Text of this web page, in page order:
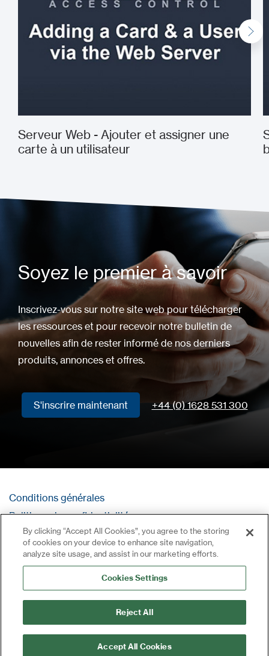
Serveur Web - Ajouter et assigner une
carte à un utilisateur
Soyez le premier à savoir
Inscrivez-vous sur notre site web pour télécharger
les ressources et pour recevoir notre bulletin de
nouvelles afin de rester informé de nos derniers
produits, annonces et offres.
S'inscrire maintenant +44 (0) 1628 531 300
Conditions générales
Politique de confidentialité
Contact
Se connecter
Plan du site
©2024 Tous droits réservés | CDVI
By clicking “Accept All Cookies”, you agree to the storing
of cookies on your device to enhance site navigation,
analyze site usage, and assist in our marketing efforts.
Cookies Settings
Reject All
Accept All Cookies